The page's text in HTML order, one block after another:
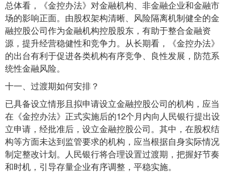
总体看，《金控办法》对金融机构、非金融企业和金融市
场的影响正面。由股权架构清晰、风险隔离机制健全的金
融控股公司作为金融机构控股股东，有助于整合金融资
源，提升经营稳健性和竞争力。从长期看，《金控办法》
的出台有利于促进各类机构有序竞争、良性发展，防范系
统性金融风险。
十一、过渡期如何安排？
已具备设立情形且拟申请设立金融控股公司的机构，应当
在《金控办法》正式实施后的12个月内向人民银行提出设
立申请，经批准后，设立金融控股公司。其中，在股权结
构等方面未达到监管要求的机构，应当根据自身实际情况
制定整改计划。人民银行将合理设置过渡期，把握好节奏
和时机，引导存量企业有序调整，平稳实施。